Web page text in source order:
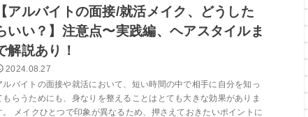
アルバイトの面接/就活メイク、どうした
いい？】注意点〜実践編、ヘアスタイルま
解説あり！
2024.08.27
ルバイトの面接や就活において、短い時間の中で相手に自分を知っ
もらうためにも、身なりを整えることはとても大きな効果がありま
。 メイクひとつで印象が異なるため、押さえておきたいポイントに